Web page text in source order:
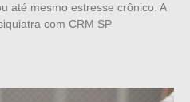
até mesmo estresse crônico. A
com CRM SP